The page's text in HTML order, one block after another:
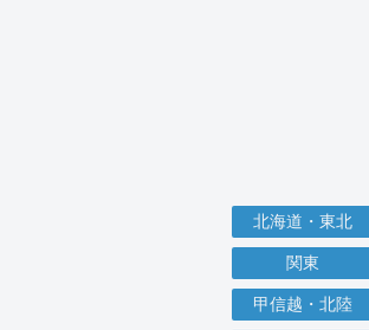
北海道・東北
関東
甲信越・北陸